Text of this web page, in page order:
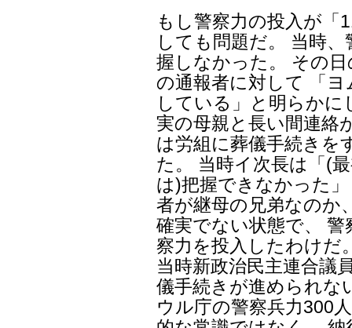
もし警察力の投入が「
しても問題だ。 当時
握しなかった。 その
の通報者に対して 「
している」と明らか
実の母親と長い間連絡
は労組に葬儀手続きを
た。 当時イ次長は「(
は)把握できなかった
者が継母の兄弟なのか
確実でない状態で、
察力を投入したわけだ
当時新政治民主連合議
儀手続きが進められな
ウル庁の警察兵力300